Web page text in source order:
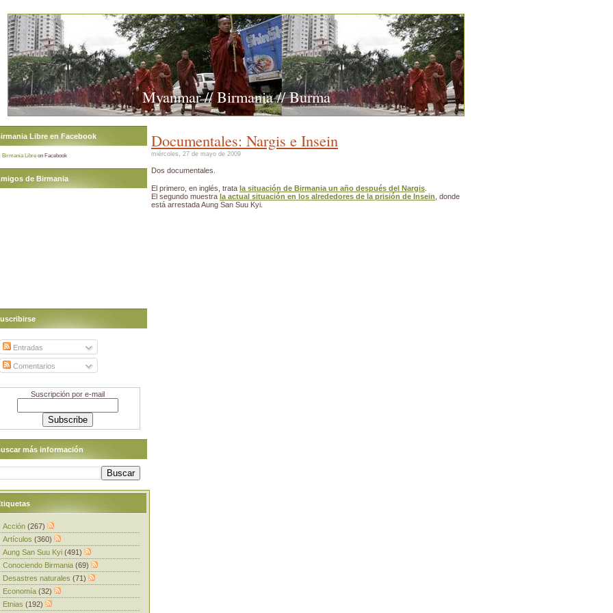
Myanmar // Birmania // Burma
Documentales: Nargis e Insein
miércoles, 27 de mayo de 2009
Dos documentales.
El primero, en inglés, trata la situación de Birmania un año después del Nargis
El segundo muestra la actual situación en los alrededores de la prisión de Insein , donde
está arrestada Aung San Suu Kyi.
Libre en Facebook
Birmania Libre on Facebook
de Birmania
Entradas
Comentarios
Suscripción por e-mail
más información
Acción (267)
Artículos (360)
Aung San Suu Kyi (491)
Conociendo Birmania (69)
Desastres naturales (71)
Economía (32)
Etnias (192)